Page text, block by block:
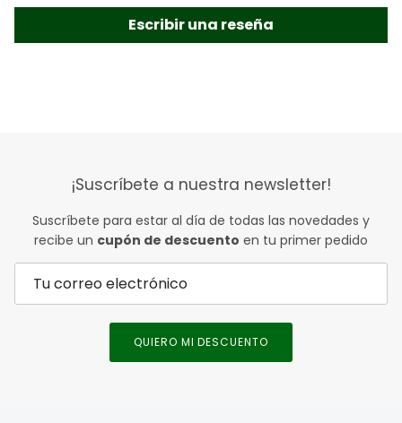
Escribir una reseña
¡Suscríbete a nuestra newsletter!
Suscríbete para estar al día de todas las novedades y
recibe un cupón de descuento en tu primer pedido
QUIERO MI DESCUENTO